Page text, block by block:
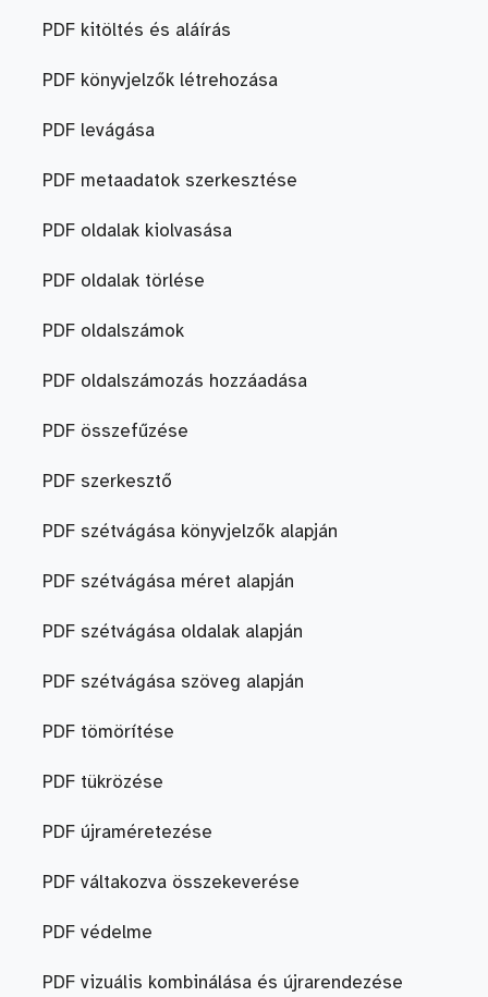
PDF kitöltés és aláírás
PDF könyvjelzők létrehozása
PDF levágása
PDF metaadatok szerkesztése
PDF oldalak kiolvasása
PDF oldalak törlése
PDF oldalszámok
PDF oldalszámozás hozzáadása
PDF összefűzése
PDF szerkesztő
PDF szétvágása könyvjelzők alapján
PDF szétvágása méret alapján
PDF szétvágása oldalak alapján
PDF szétvágása szöveg alapján
PDF tömörítése
PDF tükrözése
PDF újraméretezése
PDF váltakozva összekeverése
PDF védelme
PDF vizuális kombinálása és újrarendezése